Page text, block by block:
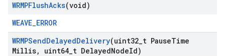
WRMPFlushAcks(void)
WEAVE_ERROR
WRMPSendDelayedDelivery(uint32 t PauseTime
Millis, uint64 t DelayedNodeId)